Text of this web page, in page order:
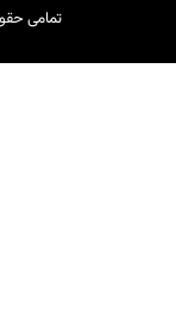
تمامی حقوق